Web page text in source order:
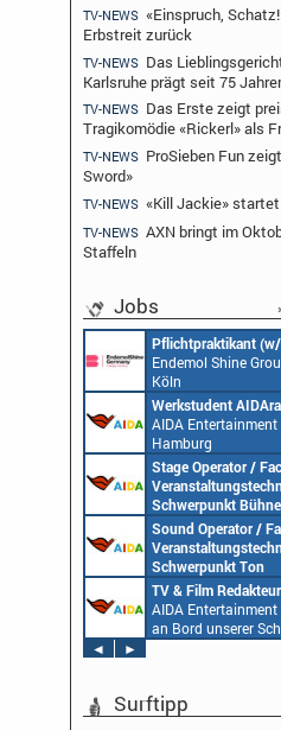
TV-NEWS «Einspruch,
Erbstreit zurück
TV-NEWS Das
Karlsruhe prägt seit 75
TV-NEWS Das Erste zeigt
Tragikomödie «Rickerl» als
TV-NEWS ProSieben Fun
Sword»
TV-NEWS «Kill Jackie»
TV-NEWS AXN bringt im
Staffeln
Jobs
Pflichtpraktikant
Endemol Shine
Köln
Werkstudent
AIDA Entertainment
Hamburg
Stage Operator /
Schwerpunkt Bühne
AIDA Entertainment
an Bord unserer
Sound Operator /
Schwerpunkt Ton
AIDA Entertainment
an Bord unserer
TV & Film
AIDA Entertainment
an Bord unserer
◄
►
Surftipp